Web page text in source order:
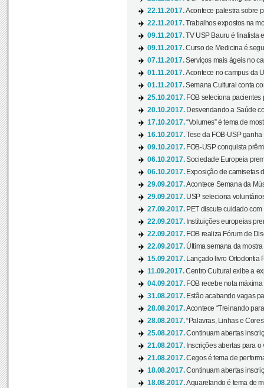
22.11.2017.Acontece palestra sobre
22.11.2017.Trabalhos expostos na
09.11.2017.TV USP Bauru é finalista
09.11.2017.Curso de Medicina é
07.11.2017.Serviços mais ágeis no
01.11.2017.Acontece no campus da
01.11.2017.Semana Cultural conta
25.10.2017. FOB seleciona pacientes
20.10.2017. Desvendando a Saúde
17.10.2017.“Volumes” é tema de
16.10.2017.Tese da FOB-USP
09.10.2017. FOB-USP conquista
06.10.2017.Sociedade Europeia
06.10.2017. Exposição de camisetas
29.09.2017.Acontece Semana da
29.09.2017. USP seleciona
27.09.2017. PET discute cuidado
22.09.2017. Instituições europeias
22.09.2017. FOB realiza Fórum de
22.09.2017. Última semana da mostra
15.09.2017.
Lançado livro Ortodontia
11.09.2017.Centro Cultural exibe a
04.09.2017. FOB recebe nota
31.08.2017. Estão acabando vagas
28.08.2017.Acontece “Treinando
28.08.2017.“Palavras, Linhas e
25.08.2017.Continuam abertas
21.08.2017. Inscrições abertas para
21.08.2017.Cegos é tema de
18.08.2017.Continuam abertas
18.08.2017.Aquarelando é tema de